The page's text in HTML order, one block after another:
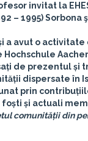
invitat la
– 1995) Sorbona
a avut o activitate
de prezentul și
dispersate în
prin
foști și actuali
comunității din